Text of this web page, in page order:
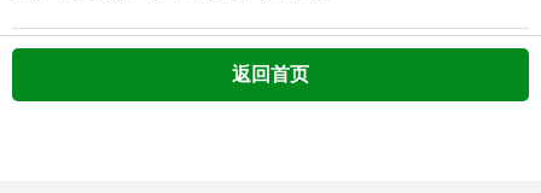
返回首页